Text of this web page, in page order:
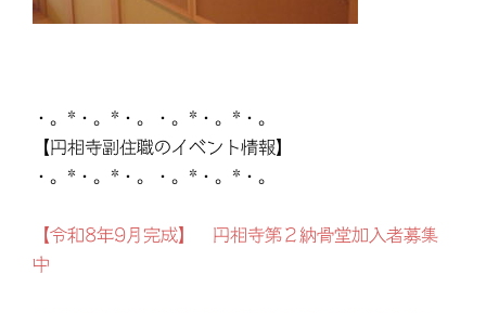
・。*・。*・。・。*・。*・。
【円相寺副住職のイベント情報】
・。*・。*・。・。*・。*・。
【令和8年9月完成】 円相寺第２納骨堂加入者募集
中